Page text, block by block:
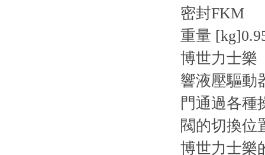
密封FKM
重量 [kg]
博世力士樂
響液壓驅動
門通過各種
閥的切換位
博世力士樂